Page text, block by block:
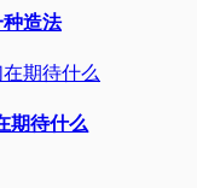
造法
期待什么